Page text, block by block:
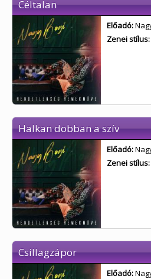
Céltalan
Előadó:
Zenei stílus:
Halkan dobban a szív
Előadó:
Zenei stílus:
Csillagzápor
Előadó: